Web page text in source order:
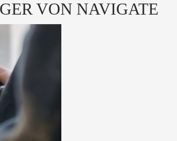
VON NAVIGATE